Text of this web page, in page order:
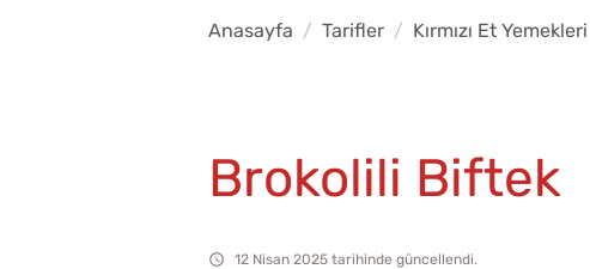
Anasayfa Tarifler Kırmızı Et Yemekleri
Brokolili Biftek
12 Nisan 2025 tarihinde güncellendi.